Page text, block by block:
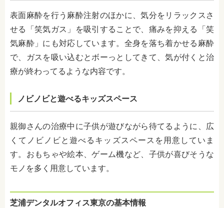
表面麻酔を行う麻酔注射のほかに、気分をリラックスさ
せる「笑気ガス」を吸引することで、痛みを抑える「笑
気麻酔」にも対応しています。全身を落ち着かせる麻酔
で、ガスを吸い込むとボーっとしてきて、気が付くと治
療が終わってるような内容です。
ノビノビと遊べるキッズスペース
親御さんの治療中に子供が遊びながら待てるように、広
くてノビノビと遊べるキッズスペースを用意していま
す。おもちゃや絵本、ゲーム機など、子供が喜びそうな
モノを多く用意しています。
芝浦デンタルオフィス東京の基本情報